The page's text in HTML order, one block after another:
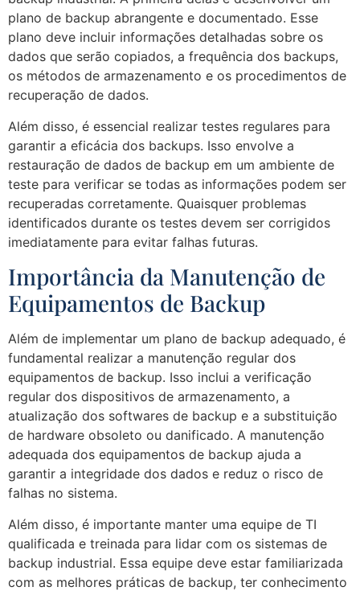
plano de backup abrangente e documentado. Esse
plano deve incluir informações detalhadas sobre os
dados que serão copiados, a frequência dos backups,
os métodos de armazenamento e os procedimentos de
recuperação de dados.
Além disso, é essencial realizar testes regulares para
garantir a eficácia dos backups. Isso envolve a
restauração de dados de backup em um ambiente de
teste para verificar se todas as informações podem ser
recuperadas corretamente. Quaisquer problemas
identificados durante os testes devem ser corrigidos
imediatamente para evitar falhas futuras.
Importância da Manutenção de
Equipamentos de Backup
Além de implementar um plano de backup adequado, é
fundamental realizar a manutenção regular dos
equipamentos de backup. Isso inclui a verificação
regular dos dispositivos de armazenamento, a
atualização dos softwares de backup e a substituição
de hardware obsoleto ou danificado. A manutenção
adequada dos equipamentos de backup ajuda a
garantir a integridade dos dados e reduz o risco de
falhas no sistema.
Além disso, é importante manter uma equipe de TI
qualificada e treinada para lidar com os sistemas de
backup industrial. Essa equipe deve estar familiarizada
com as melhores práticas de backup, ter conhecimento